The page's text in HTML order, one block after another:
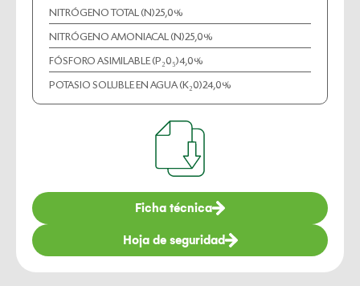
NITRÓGENO TOTAL (N)25,0%
NITRÓGENO AMONIACAL (N)25,0%
FÓSFORO ASIMILABLE (P₂0₅)4,0%
POTASIO SOLUBLE EN AGUA (K₂0)24,0%
Ficha técnica
Hoja de seguridad